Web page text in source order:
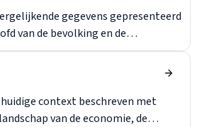
gegevens gepresenteerd
van de bevolking en de
werkloosheidscijfers voor
jongeren in dit land en de EU27.
context beschreven met
van de economie, de